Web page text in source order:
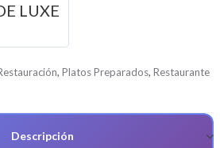
LUXE
, Platos Preparados, Restaurante
Descripción